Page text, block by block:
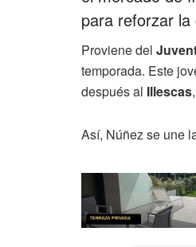
para reforzar
Proviene del
temporada. Este
después al Illescas
Así, Núñez se une